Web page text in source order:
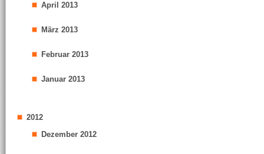
April 2013
März 2013
Februar 2013
Januar 2013
2012
Dezember 2012